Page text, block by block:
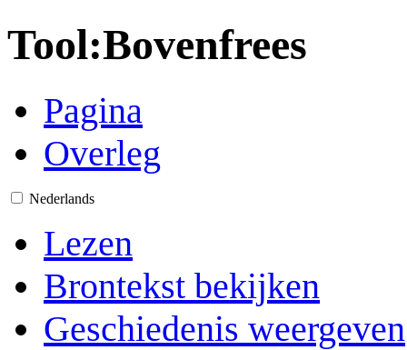
Tool:Bovenfrees
Pagina
Overleg
Nederlands
Lezen
Brontekst bekijken
Geschiedenis weergeven